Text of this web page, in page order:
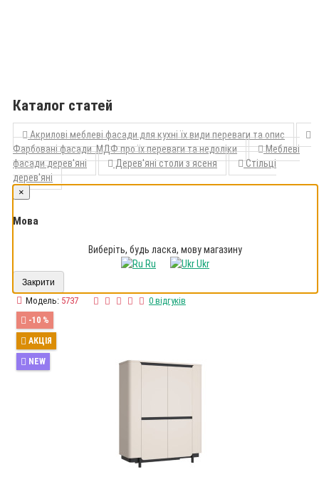
Каталог статей
Акрилові меблеві фасади для кухні їх види переваги та опис
Фарбовані фасади МДФ про їх переваги та недоліки
Меблеві
фасади дерев'яні
Дерев'яні столи з ясеня
Стільці
дерев'яні
×
Мова
Виберіть, будь ласка, мову магазину
Ru
Ukr
Закрити
Модель: 5737 0 відгуків
-10 %
АКЦІЯ
NEW